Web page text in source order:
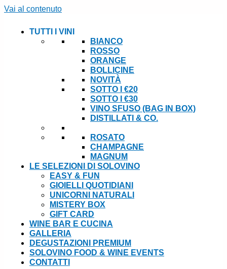
Vai al contenuto
TUTTI I VINI
BIANCO
ROSSO
ORANGE
BOLLICINE
NOVITÀ
SOTTO I €20
SOTTO I €30
VINO SFUSO (BAG IN BOX)
DISTILLATI & CO.
ROSATO
CHAMPAGNE
MAGNUM
LE SELEZIONI DI SOLOVINO
EASY & FUN
GIOIELLI QUOTIDIANI
UNICORNI NATURALI
MISTERY BOX
GIFT CARD
WINE BAR E CUCINA
GALLERIA
DEGUSTAZIONI PREMIUM
SOLOVINO FOOD & WINE EVENTS
CONTATTI